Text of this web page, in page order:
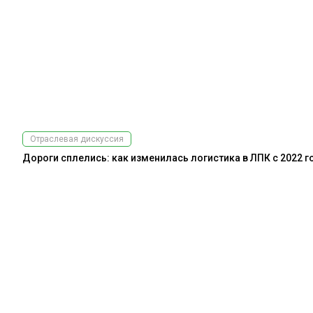
Отраслевая дискуссия
Дороги сплелись: как изменилась логистика в ЛПК с 2022